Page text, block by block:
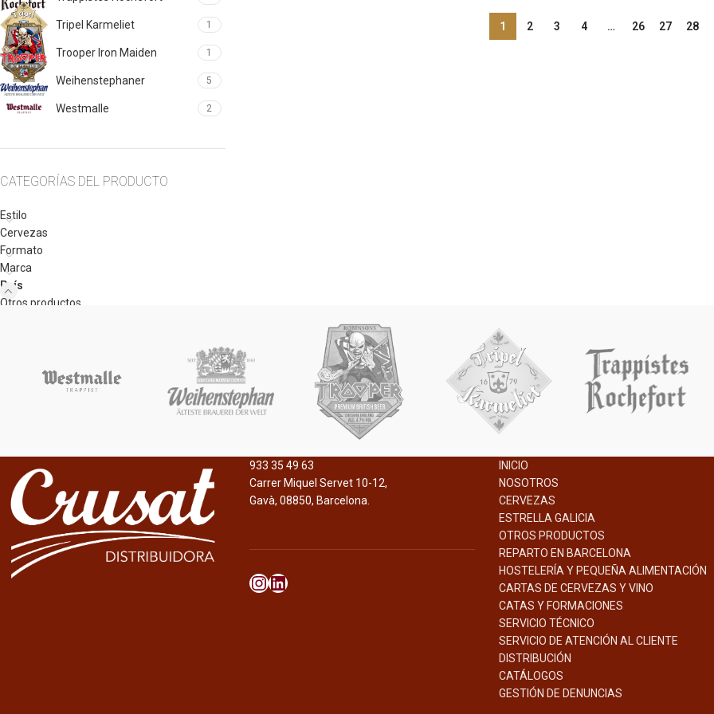
Tripel Karmeliet 1
Trooper Iron Maiden 1
Weihenstephaner 5
Westmalle 2
CATEGORÍAS DEL PRODUCTO
Estilo
Cervezas
Formato
Marca
País
Otros productos
1 2 3 4 … 26 27 28
933 35 49 63
Carrer Miquel Servet 10-12,
Gavà, 08850, Barcelona.
INICIO
NOSOTROS
CERVEZAS
ESTRELLA GALICIA
OTROS PRODUCTOS
REPARTO EN BARCELONA
HOSTELERÍA Y PEQUEÑA ALIMENTACIÓN
CARTAS DE CERVEZAS Y VINO
CATAS Y FORMACIONES
SERVICIO TÉCNICO
SERVICIO DE ATENCIÓN AL CLIENTE
DISTRIBUCIÓN
CATÁLOGOS
GESTIÓN DE DENUNCIAS